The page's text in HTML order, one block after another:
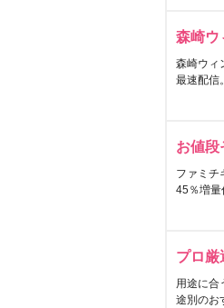
森崎ウ
森崎ウィ
最速配信
お値段
ファミチ
45％増量
プロ厳
用途に合
途別のお